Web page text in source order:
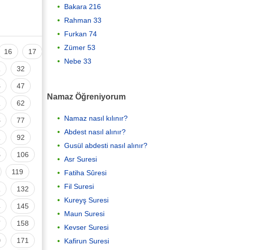
16 17
32
47
62
77
92
106
119
132
145
158
171
Bakara 216
Rahman 33
Furkan 74
Zümer 53
Nebe 33
Namaz Öğreniyorum
Namaz nasıl kılınır?
Abdest nasıl alınır?
Gusül abdesti nasıl alınır?
Asr Suresi
Fatiha Sûresi
Fil Suresi
Kureyş Suresi
Maun Suresi
Kevser Suresi
Kafirun Suresi